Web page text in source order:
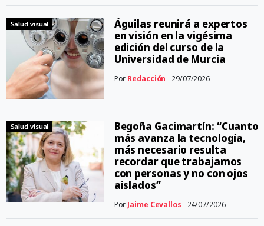
Salud visual
Águilas reunirá a expertos
en visión en la vigésima
edición del curso de la
Universidad de Murcia
Por Redacción - 29/07/2026
Salud visual
Begoña Gacimartín: “Cuanto
más avanza la tecnología,
más necesario resulta
recordar que trabajamos
con personas y no con ojos
aislados”
Por Jaime Cevallos - 24/07/2026